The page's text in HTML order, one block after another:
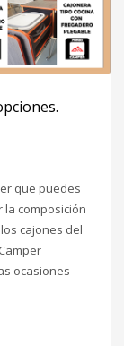
que puedes
la composición
cajones del
ocasiones